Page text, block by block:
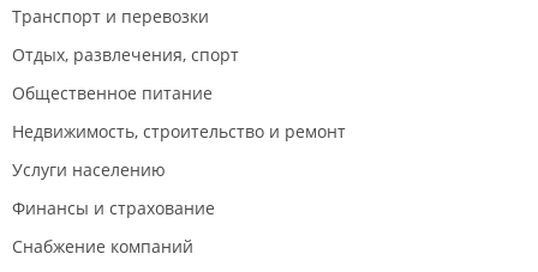
Транспорт и перевозки
Отдых, развлечения, спорт
Общественное питание
Недвижимость, строительство и ремонт
Услуги населению
Финансы и страхование
Снабжение компаний